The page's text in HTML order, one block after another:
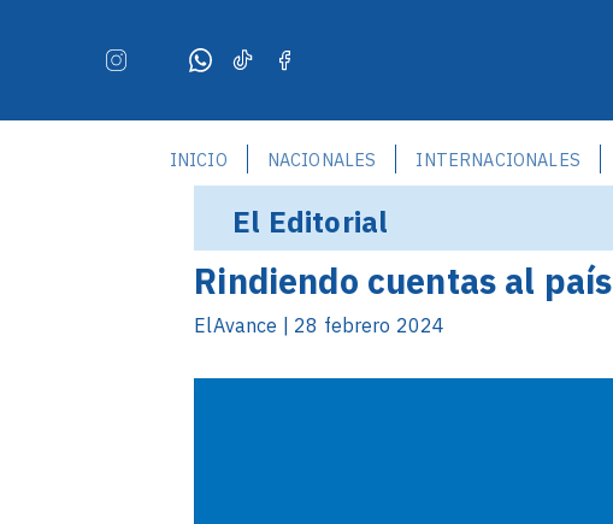
INICIO NACIONALES INTERNACIONALES
El Editorial
Rindiendo cuentas al país
ElAvance | 28 febrero 2024